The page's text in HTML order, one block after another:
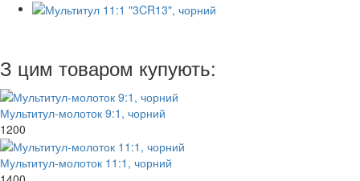
З цим товаром купують:
Мультитул-молоток 9:1, чорний
1200
Мультитул-молоток 11:1, чорний